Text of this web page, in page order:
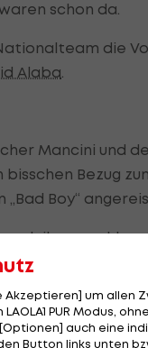
schon da.
die
Alaba.
Mancini und
Bezug
Boy“
ihren
für drei Partien
dauert das
seine
Akzeptieren] um allen
PUR Modus,
auch eine
Button links unten